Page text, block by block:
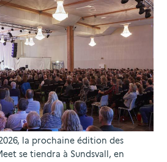
la prochaine édition des
se tiendra à Sundsvall, en